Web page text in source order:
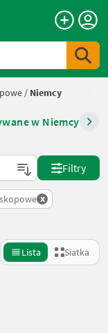
/ Niemcy
w Niemcy
Filtry
x
Lista Siatka